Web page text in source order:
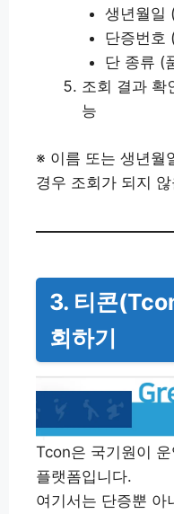
생년월일
단증번호
단 종류 (
조회 결과 확
능
※ 이름 또는 생년월
경우 조회가 되지
3. 티콘
회하기
Tcon은 국기원이
플랫폼입니다.
여기서는 단증뿐 아